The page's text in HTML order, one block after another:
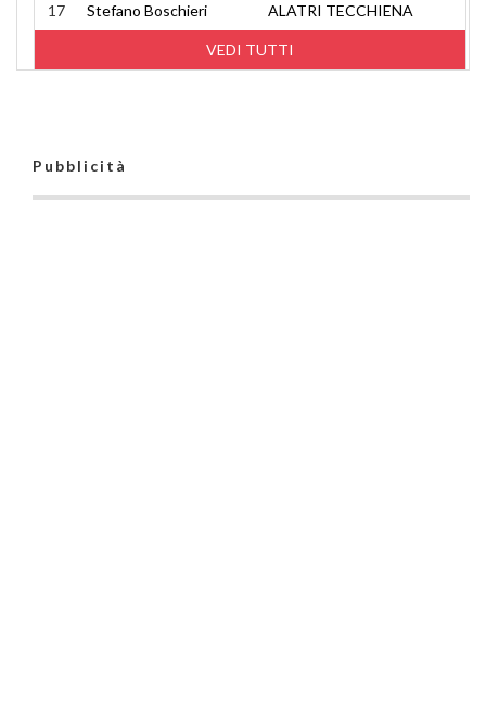
VEDI TUTTI
17 Stefano Boschieri ALATRI TECCHIENA
Pubblicità